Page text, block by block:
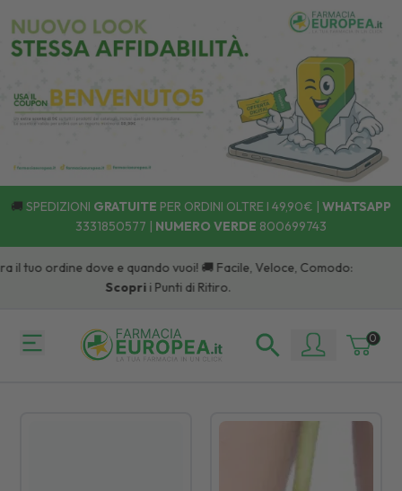
🚚 SPEDIZIONI GRATUITE PER ORDINI OLTRE I 49,90€ | WHATSAPP
3331850577 | NUMERO VERDE 800699743
ordine dove e quando vuoi! 🚚 Facile, Veloce, Comodo:
Scoprii Punti di Ritiro.
0